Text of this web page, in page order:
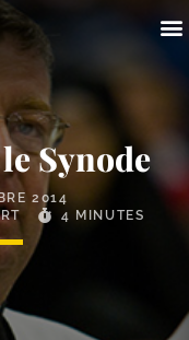
Synode
2014
4 MINUTES